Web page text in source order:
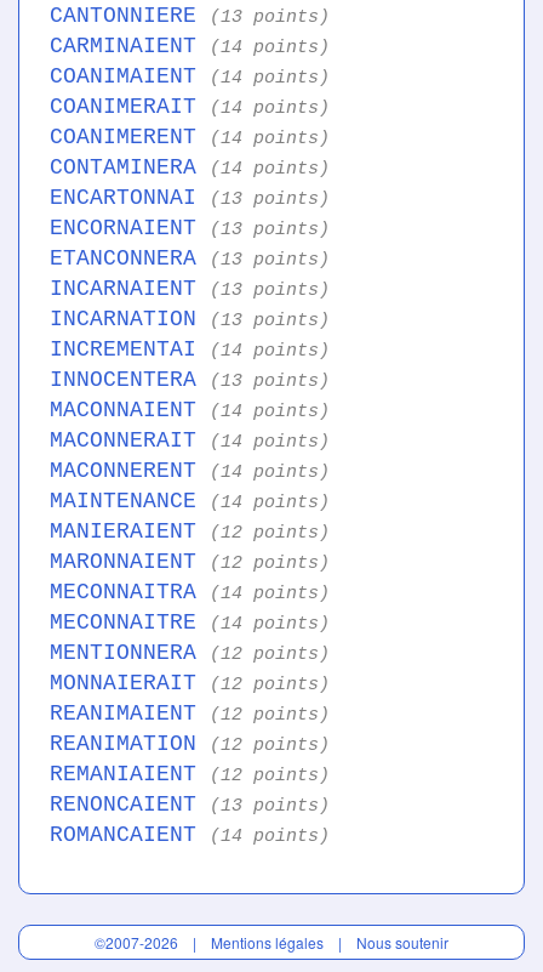
CANTONNIERE (13 points)
CARMINAIENT (14 points)
COANIMAIENT (14 points)
COANIMERAIT (14 points)
COANIMERENT (14 points)
CONTAMINERA (14 points)
ENCARTONNAI (13 points)
ENCORNAIENT (13 points)
ETANCONNERA (13 points)
INCARNAIENT (13 points)
INCARNATION (13 points)
INCREMENTAI (14 points)
INNOCENTERA (13 points)
MACONNAIENT (14 points)
MACONNERAIT (14 points)
MACONNERENT (14 points)
MAINTENANCE (14 points)
MANIERAIENT (12 points)
MARONNAIENT (12 points)
MECONNAITRA (14 points)
MECONNAITRE (14 points)
MENTIONNERA (12 points)
MONNAIERAIT (12 points)
REANIMAIENT (12 points)
REANIMATION (12 points)
REMANIAIENT (12 points)
RENONCAIENT (13 points)
ROMANCAIENT (14 points)
©2007-2026 | Mentions légales | Nous soutenir